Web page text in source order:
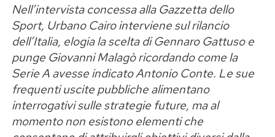
Georgina Rodriguez è madre di sei figli e nel suo
messaggio ricorda proprio il ruolo della
maternità nel rapporto con il proprio corpo.
Spiega di voler trasmettere alle sue figlie un
principio semplice ma fondamentale: il valore di
una persona non può essere misurato
dall’aspetto fisico né dai giudizi di perfetti
Nell’intervista concessa alla Gazzetta dello
Sport, Urbano Cairo interviene sul rilancio
dell’Italia, elogia la scelta di Gennaro Gattuso e
punge Giovanni Malagò ricordando come la
Serie A avesse indicato Antonio Conte. Le sue
frequenti uscite pubbliche alimentano
interrogativi sulle strategie future, ma al
momento non esistono elementi che